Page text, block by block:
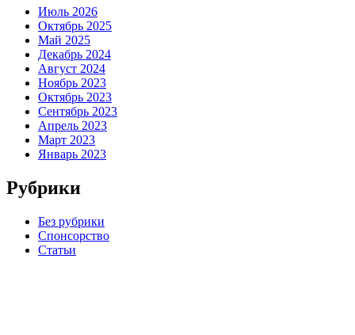
Июль 2026
Октябрь 2025
Май 2025
Декабрь 2024
Август 2024
Ноябрь 2023
Октябрь 2023
Сентябрь 2023
Апрель 2023
Март 2023
Январь 2023
Рубрики
Без рубрики
Спонсорство
Статьи